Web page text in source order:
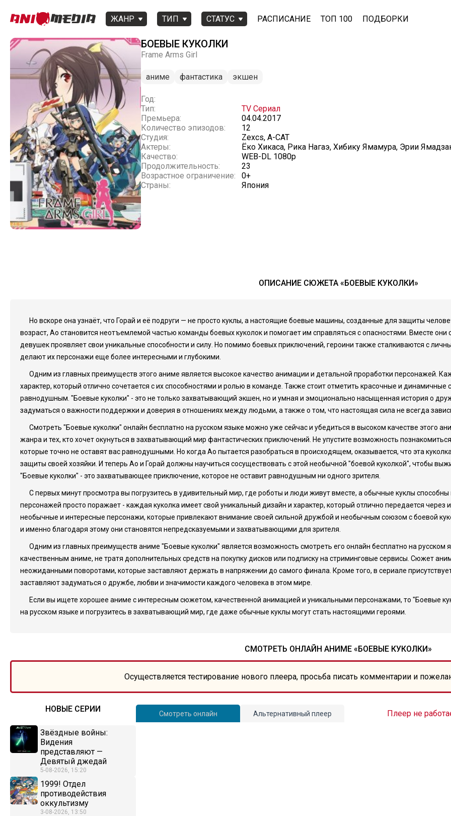
ЖАНР ТИП СТАТУС РАСПИСАНИЕ ТОП 100 ПОДБОРКИ
БОЕВЫЕ КУКОЛКИ
Frame Arms Girl
аниме фантастика экшен
Год:
Тип:
TV Сериал
Премьера:
04.04.2017
Количество эпизодов:
12
Студия:
Zexcs, A-CAT
Актеры:
Ёко Хикаса, Рика Нагаэ, Хибику Ямамура, Эрии
Качество:
WEB-DL 1080p
Продолжительность:
23
Возрастное ограничение:
0+
Страны:
Япония
ОПИСАНИЕ СЮЖЕТА «БОЕВЫЕ КУКОЛКИ»
Но вскоре она узнаёт, что Горай и её подруги — не просто куклы, а настоящие боевые машины, созданные для защиты
возраст, Ао становится неотъемлемой частью команды боевых куколок и помогает им справляться с опасностями. Вместе
девушек проявляет свои уникальные способности и силу. Но помимо боевых приключений, героини также сталкиваются с
делают их персонажи еще более интересными и глубокими.
Одним из главных преимуществ этого аниме является высокое качество анимации и детальной проработки персонажей.
характер, который отлично сочетается с их способностями и ролью в команде. Также стоит отметить красочные и
равнодушным. "Боевые куколки" - это не только захватывающий экшен, но и умная и эмоционально насыщенная история о
задуматься о важности поддержки и доверия в отношениях между людьми, а также о том, что настоящая сила не всегда
Смотреть "Боевые куколки" онлайн бесплатно на русском языке можно уже сейчас и убедиться в высоком качестве этого
жанра и тех, кто хочет окунуться в захватывающий мир фантастических приключений. Не упустите возможность
которые точно не оставят вас равнодушными. Но когда Ао пытается разобраться в происходящем, оказывается, что эта
защиты своей хозяйки. И теперь Ао и Горай должны научиться сосуществовать с этой необычной "боевой куколкой", чтобы
"Боевые куколки" - это захватывающее приключение, которое не оставит равнодушным ни одного зрителя.
С первых минут просмотра вы погрузитесь в удивительный мир, где роботы и люди живут вместе, а обычные куклы
персонажей просто поражает - каждая куколка имеет свой уникальный дизайн и характер, который отлично передается через
необычные и интересные персонажи, которые привлекают внимание своей сильной дружбой и необычным союзом с боевой
и именно благодаря этому они становятся непредсказуемыми и захватывающими для зрителя.
Одним из главных преимуществ аниме "Боевые куколки" является возможность смотреть его онлайн бесплатно на русском
качественным аниме, не тратя дополнительных средств на покупку дисков или подписку на стриминговые сервисы. Сюжет
неожиданными поворотами, которые заставляют держать в напряжении до самого финала. Кроме того, в сериале
заставляют задуматься о дружбе, любви и значимости каждого человека в этом мире.
Если вы ищете хорошее аниме с интересным сюжетом, качественной анимацией и уникальными персонажами, то "Боевые
на русском языке и погрузитесь в захватывающий мир, где даже обычные куклы могут стать настоящими героями.
СМОТРЕТЬ ОНЛАЙН АНИМЕ «БОЕВЫЕ КУКОЛКИ»
Осуществляется тестирование нового плеера, просьба писать комментарии и
НОВЫЕ СЕРИИ
Звёздные войны:
Видения
представляют —
Девятый джедай
5-08-2026, 15:20
1999! Отдел
противодействия
оккультизму
3-08-2026, 13:50
Смотреть онлайн Альтернативный плеер Плеер не